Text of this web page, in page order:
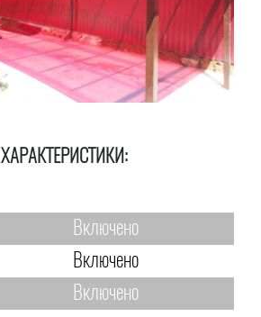
ХАРАКТЕРИСТИКИ:
Включено
Включено
Включено